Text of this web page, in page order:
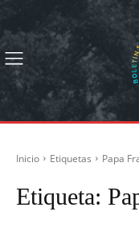
Inicio Etiquetas Papa
Etiqueta: